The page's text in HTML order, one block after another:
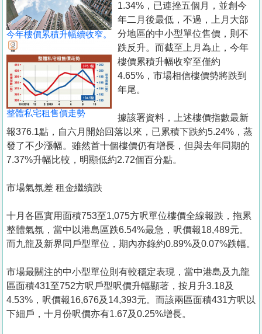
手
冊
關
於
我
們
今年樓價累積升幅續收窄。
整體私宅租售價走勢
1.34%，已連挫五個月，並創今
年二月後最低，不過，上月大部
分地區的中小型單位售價，則不
跌反升。而截至上月為止，今年
樓價累積升幅收窄至僅約
4.65%，市場相信樓價勢將跌到
年尾。
據該署資料，上述樓價指數最新
報376.1點，自六月開始回落以來，已累積下跌約5.24%，蒸
發了不少漲幅。雖然首十個樓價仍有增長，但與去年同期的
7.37%升幅比較，明顯低約2.72個百分點。
市場氣氛差 租金繼續跌
十月各區實用面積753至1,075方呎單位樓價全線報跌，拖累
整體氣氛，當中以港島區跌6.54%最急，呎價報18,489元。
而九龍及新界同戶型單位，期內亦錄約0.89%及0.07%跌幅。
市場最關注的中小型單位則有較穩定表現，當中港島及九龍
區面積431至752方呎戶型呎價升幅顯著，按月升3.18及
4.53%，呎價報16,676及14,393元。而該兩區面積431方呎以
下細戶，十月份呎價亦有1.67及0.25%增長。